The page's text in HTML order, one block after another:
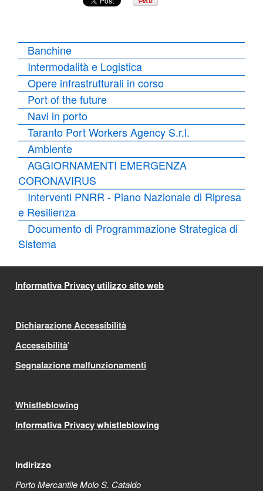
Banchine
Intermodalità e Logistica
Opere infrastrutturali in corso
Port of the future
Navi in porto
Taranto Port Workers Agency S.r.l.
Ambiente
AGGIORNAMENTI EMERGENZA
CORONAVIRUS
Interventi PNRR - Piano Nazionale di Ripresa
e Resilienza
Documento di Programmazione Strategica di
Sistema
Informativa Privacy utilizzo sito web
Dichiarazione Accessibilità
Accessibilità'
Segnalazione malfunzionamenti
Whistleblowing
Informativa Privacy whistleblowing
Indirizzo
Porto Mercantile Molo S. Cataldo